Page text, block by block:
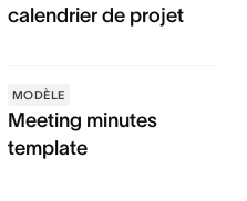
calendrier de projet
MODÈLE
Meeting minutes
template